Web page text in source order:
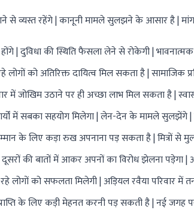
से व्यस्त रहेंगे | कानूनी मामले सुलझने के आसार है |
| दुविधा की स्थिति फैसला लेने से रोकेगी | भावनात्मक
को अतिरिक्त दायित्व मिल सकता है | सामाजिक
में जोखिम उठाने पर ही अच्छा लाभ मिल सकता है |
में सबका सहयोग मिलेगा | लेन-देन के मामले सुलझेंगे |
के लिए कड़ा रुख अपनाना पड़ सकता है | मित्रों से
की बातों में आकर अपनों का विरोध झेलना
लोगों को सफलता मिलेगी | अड़ियल रवैया परिवार में
के लिए कड़ी मेहनत करनी पड़ सकती है | नई